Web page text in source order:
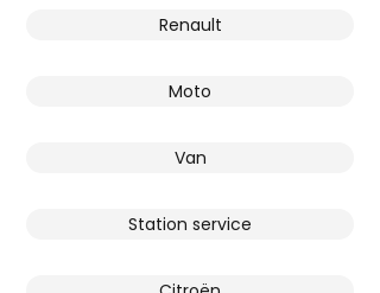
Renault
Moto
Van
Station service